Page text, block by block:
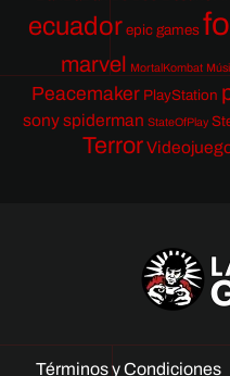
ecuador epic games
marvel MortalKombat
Peacemaker PlayStation
sony spiderman StateOfPlay
Terror
Términos y Condiciones